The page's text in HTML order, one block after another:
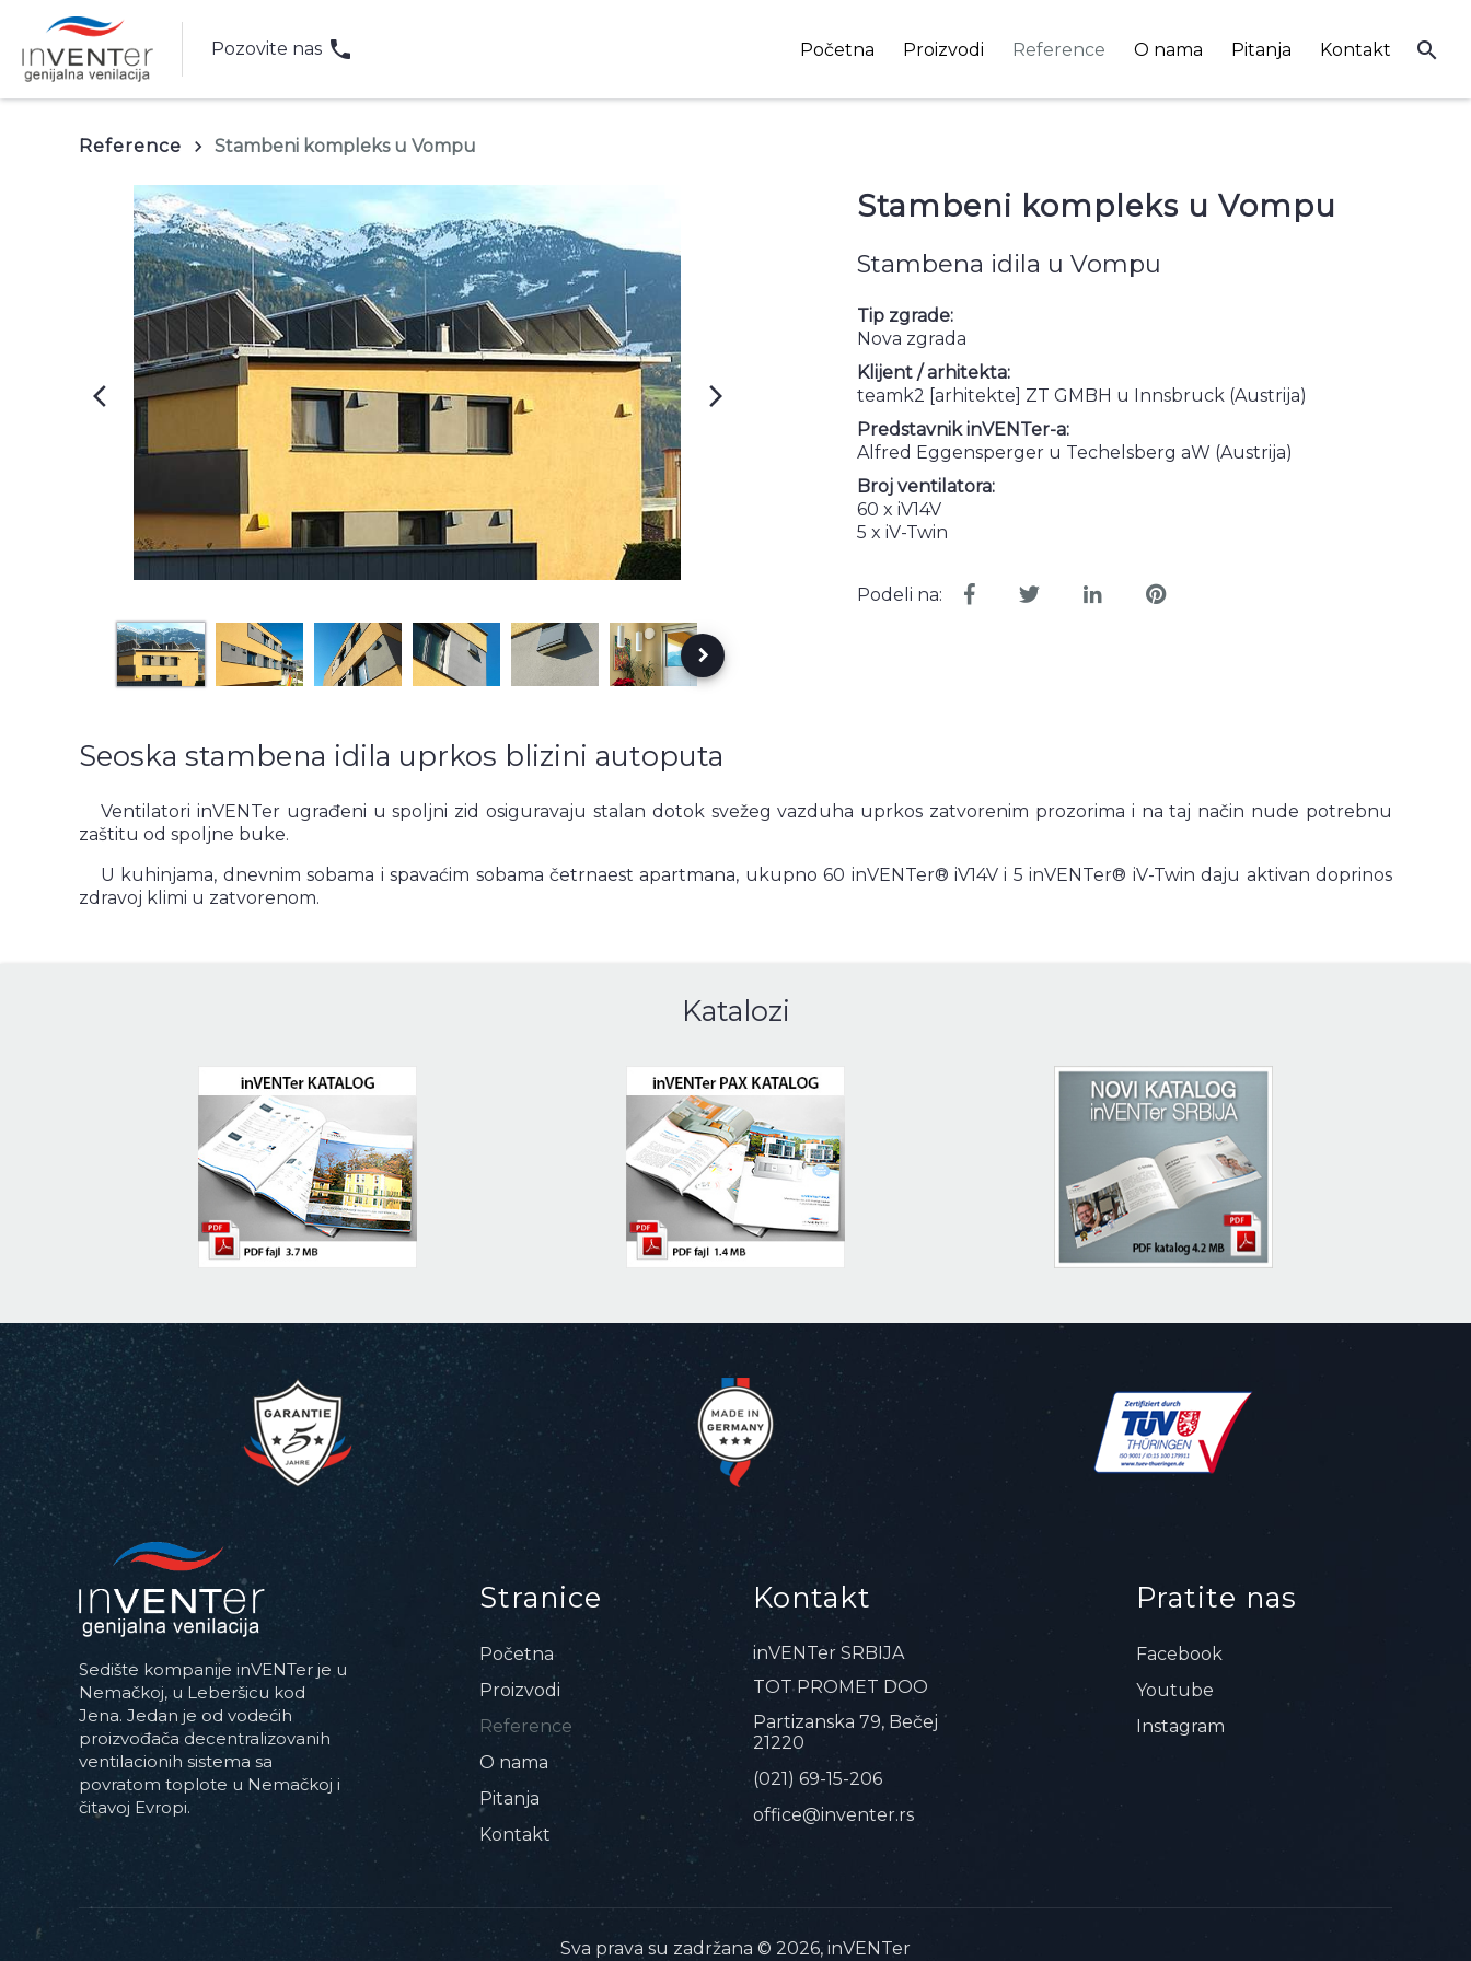
Pozovite nas phone Početna Proizvodi Reference O nama Pitanja Kontakt search
Reference keyboard_arrow_right Stambeni kompleks u Vompu
arrow_back_ios arrow_forward_ios
keyboard_arrow_right
Stambeni kompleks u Vompu
Stambena idila u Vompu
Tip zgrade:
Nova zgrada
Klijent / arhitekta:
teamk2 [arhitekte] ZT GMBH u Innsbruck (Austrija)
Predstavnik inVENTer-a:
Alfred Eggensperger u Techelsberg aW (Austrija)
Broj ventilatora:
60 x iV14V
5 x iV-Twin
Podeli na:
Seoska stambena idila uprkos blizini autoputa
Ventilatori inVENTer ugrađeni u spoljni zid osiguravaju stalan dotok svežeg vazduha uprkos zatvorenim prozorima i na taj način nude potrebnu
zaštitu od spoljne buke.
U kuhinjama, dnevnim sobama i spavaćim sobama četrnaest apartmana, ukupno 60 inVENTer® iV14V i 5 inVENTer® iV-Twin daju aktivan doprinos
zdravoj klimi u zatvorenom.
Katalozi
Sedište kompanije inVENTer je u
Nemačkoj, u Leberšicu kod
Jena. Jedan je od vodećih
proizvođača decentralizovanih
ventilacionih sistema sa
povratom toplote u Nemačkoj i
čitavoj Evropi.
Stranice
Početna
Proizvodi
Reference
O nama
Pitanja
Kontakt
Kontakt
inVENTer SRBIJA
TOT PROMET DOO
Partizanska 79, Bečej
21220
(021) 69-15-206
office@inventer.rs
Pratite nas
Facebook
Youtube
Instagram
Sva prava su zadržana © 2026, inVENTer